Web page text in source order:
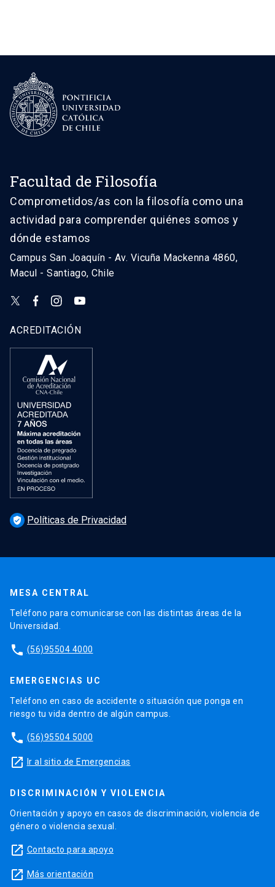
Facultad de Filosofía
Comprometidos/as con la filosofía como una
actividad para comprender quiénes somos y
dónde estamos
Campus San Joaquín - Av. Vicuña Mackenna 4860,
Macul - Santiago, Chile
ACREDITACIÓN
verified_user Políticas de Privacidad
MESA CENTRAL
Teléfono para comunicarse con las distintas áreas de la
Universidad.
phone (56)95504 4000
EMERGENCIAS UC
Teléfono en caso de accidente o situación que ponga en
riesgo tu vida dentro de algún campus.
phone (56)95504 5000
launch Ir al sitio de Emergencias
DISCRIMINACIÓN Y VIOLENCIA
Orientación y apoyo en casos de discriminación, violencia de
género o violencia sexual.
launch Contacto para apoyo
launch Más orientación